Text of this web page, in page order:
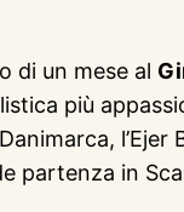
di un mese al
più
partenza in